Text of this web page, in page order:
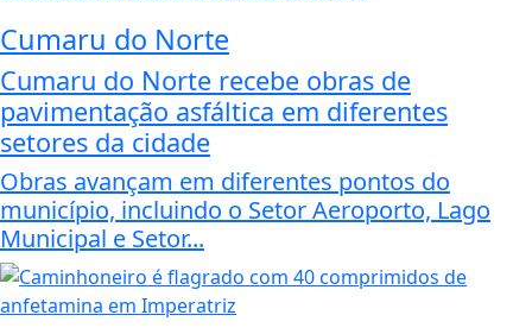
Cumaru do Norte
Cumaru do Norte recebe obras de
pavimentação asfáltica em diferentes
setores da cidade
Obras avançam em diferentes pontos do
município, incluindo o Setor Aeroporto, Lago
Municipal e Setor...